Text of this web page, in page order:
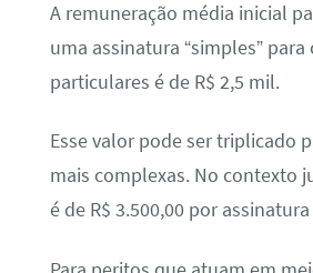
A remuneração média inicial
uma assinatura “simples” para
particulares é de R$ 2,5 mil.
Esse valor pode ser triplicado
mais complexas. No contexto
é de R$ 3.500,00 por